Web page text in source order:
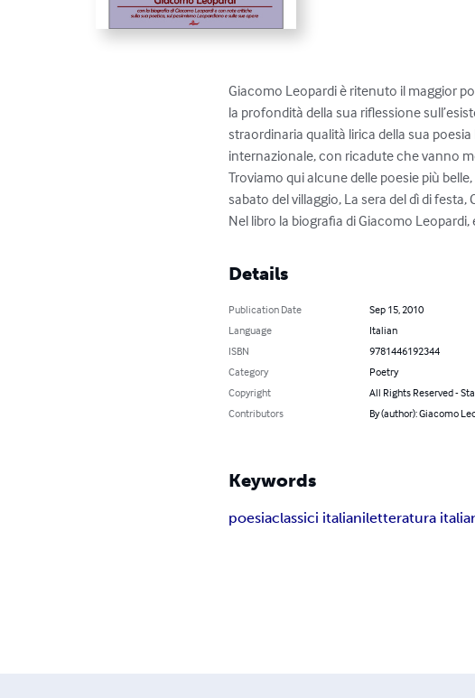
Giacomo Leopardi è ritenuto il maggior
la profondità della sua riflessione
straordinaria qualità lirica della sua
internazionale, con ricadute che vanno
Troviamo qui alcune delle poesie più
sabato del villaggio, La sera del dì di
Nel libro la biografia di Giacomo
Details
Publication Date
Sep 15, 2010
Language
Italian
ISBN
9781446192344
Category
Poetry
Copyright
All Rights Reserved -
Contributors
By (author): Giacomo
Keywords
poesiaclassici italianiletteratura